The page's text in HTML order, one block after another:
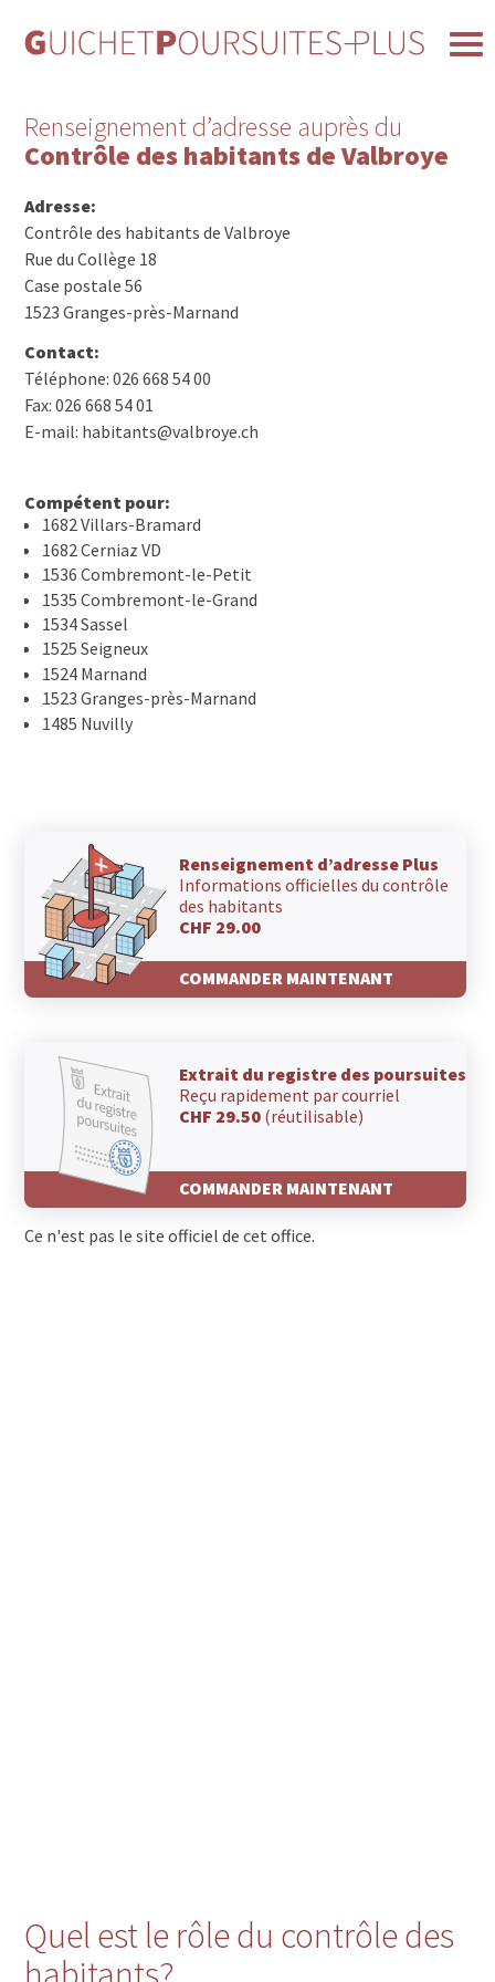
Renseignement d’adresse auprès du
Contrôle des habitants de Valbroye
Adresse:
Contrôle des habitants de Valbroye
Rue du Collège 18
Case postale 56
1523 Granges-près-Marnand
Contact:
Téléphone: 026 668 54 00
Fax: 026 668 54 01
E-mail: habitants@valbroye.ch
Compétent pour:
1682 Villars-Bramard
1682 Cerniaz VD
1536 Combremont-le-Petit
1535 Combremont-le-Grand
1534 Sassel
1525 Seigneux
1524 Marnand
1523 Granges-près-Marnand
1485 Nuvilly
Renseignement d’adresse Plus
Informations officielles du contrôle
des habitants
CHF 29.00
COMMANDER MAINTENANT
Extrait du registre des poursuites
Reçu rapidement par courriel
CHF 29.50 (réutilisable)
COMMANDER MAINTENANT
Ce n'est pas le site officiel de cet office.
Quel est le rôle du contrôle des